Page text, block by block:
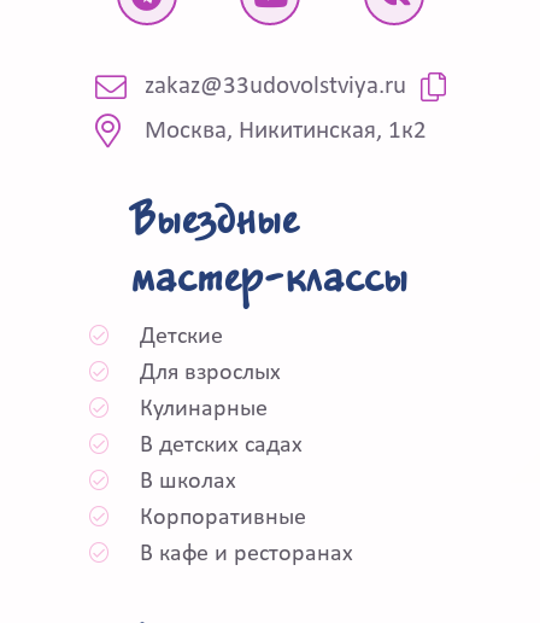
zakaz@33udovolstviya.ru
Москва, Никитинская, 1к2
Выездные
мастер-классы
Детские
Для взрослых
Кулинарные
В детских садах
В школах
Корпоративные
В кафе и ресторанах